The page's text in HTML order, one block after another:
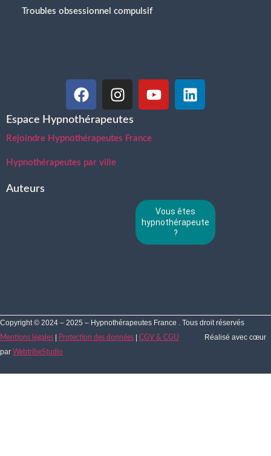
Troubles obsessionnel compulsif
Espace Hypnothérapeutes
Rejoindre Hypnothérapeutes France
Hypnothérapeutes par ville
Auteurs
Vous êtes
hypnothérapeute
?
Copyright © 2024 – 2025 – Hypnothérapeutes France . Tous droit réservés
Mentions légales Protection des données CGV & CGU
Réalisé avec cœur
par WebtribeStudio